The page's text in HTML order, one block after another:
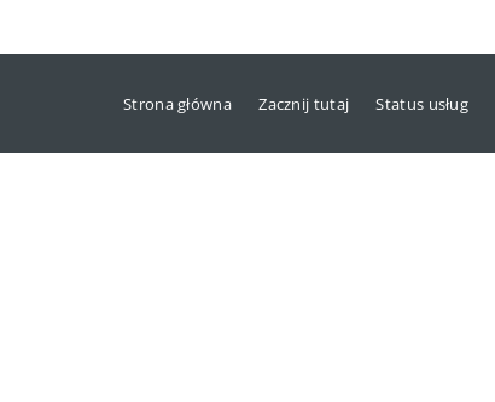
Strona główna Zacznij tutaj Status usług